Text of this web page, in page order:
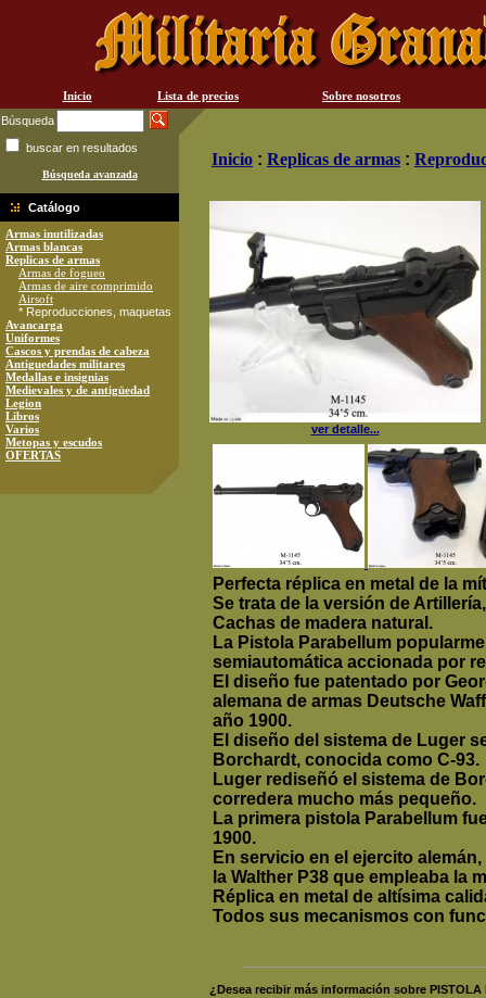
Inicio Lista de precios
Sobre nosotros
Búsqueda
buscar en resultados
Búsqueda avanzada
Catálogo
Armas inutilizadas
Armas blancas
Replicas de armas
Armas de fogueo
Armas de aire comprimido
Airsoft
* Reproducciones, maquetas
Avancarga
Uniformes
Cascos y prendas de cabeza
Antiguedades militares
Medallas e insignias
Medievales y de antigüedad
Legion
Libros
Varios
Metopas y escudos
OFERTAS
Inicio : Replicas de armas :
ver detalle...
Perfecta réplica en metal de la
Se trata de la versión de
Cachas de madera natural.
La Pistola Parabellum
semiautomática accionada por
El diseño fue patentado por
alemana de armas Deutsche
año 1900.
El diseño del sistema de Luger
Borchardt, conocida como C-93.
Luger rediseñó el sistema de
corredera mucho más pequeño.
La primera pistola Parabellum
1900.
En servicio en el ejercito
la Walther P38 que empleaba la
Réplica en metal de altísima
Todos sus mecanismos con
¿Desea recibir más información sobre PISTOLA